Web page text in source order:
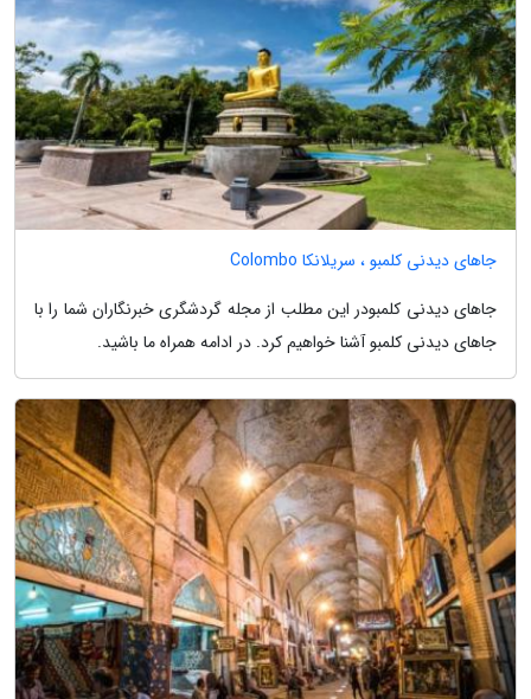
جاهای دیدنی کلمبو ، سریلانکا Colombo
جاهای دیدنی کلمبودر این مطلب از مجله گردشگری خبرنگاران شما را با
جاهای دیدنی کلمبو آشنا خواهیم کرد. در ادامه همراه ما باشید.